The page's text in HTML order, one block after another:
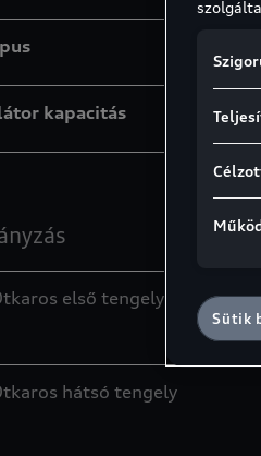
kapacitás
első tengely
hátsó tengely
Sütik